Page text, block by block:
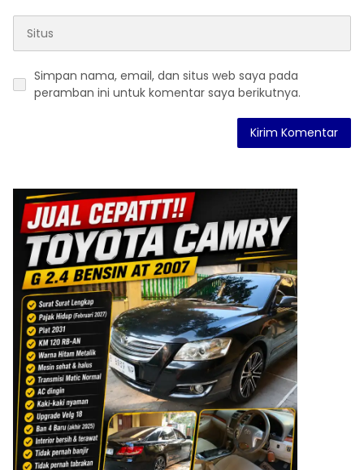
Simpan nama, email, dan situs web saya pada
peramban ini untuk komentar saya berikutnya.